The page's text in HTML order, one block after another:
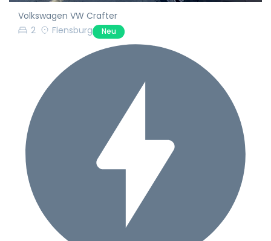
Volkswagen VW Crafter
2
Flensburg Neu